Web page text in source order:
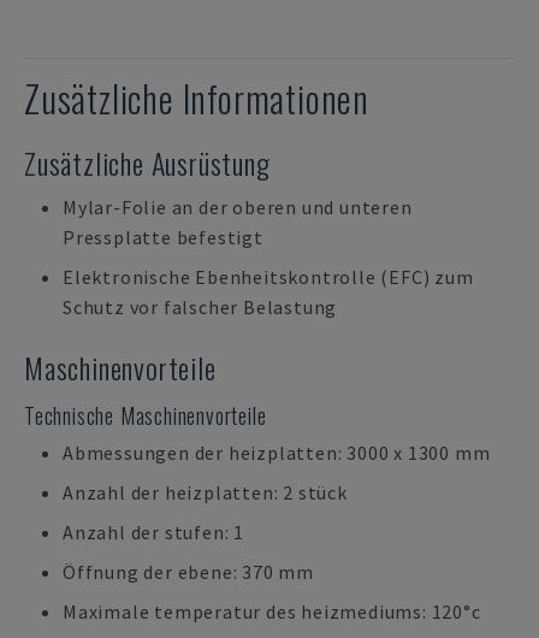
Zusätzliche Informationen
Zusätzliche Ausrüstung
Mylar-Folie an der oberen und unteren
Pressplatte befestigt
Elektronische Ebenheitskontrolle (EFC) zum
Schutz vor falscher Belastung
Maschinenvorteile
Technische Maschinenvorteile
Abmessungen der heizplatten: 3000 x 1300 mm
Anzahl der heizplatten: 2 stück
Anzahl der stufen: 1
Öffnung der ebene: 370 mm
Maximale temperatur des heizmediums: 120°c